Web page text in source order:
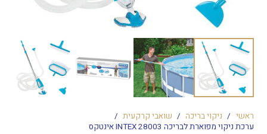
ראשי / ניקוי בריכה / שואבי קרקעית /
ערכת ניקוי מפוארת לבריכה INTEX 28003 אינטקס